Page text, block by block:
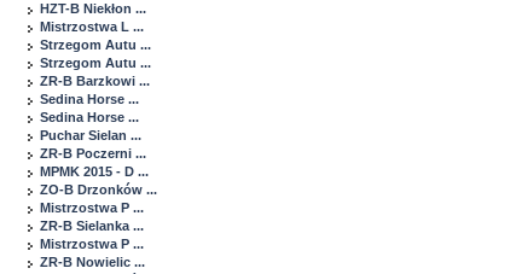
HZT-B Niekłon ...
Mistrzostwa L ...
Strzegom Autu ...
Strzegom Autu ...
ZR-B Barzkowi ...
Sedina Horse ...
Sedina Horse ...
Puchar Sielan ...
ZR-B Poczerni ...
MPMK 2015 - D ...
ZO-B Drzonków ...
Mistrzostwa P ...
ZR-B Sielanka ...
Mistrzostwa P ...
ZR-B Nowielic ...